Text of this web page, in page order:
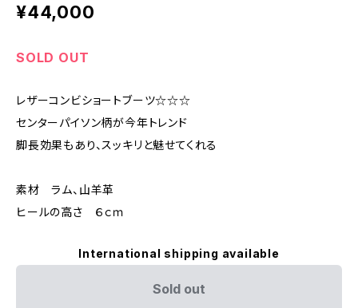
¥44,000
SOLD OUT
レザーコンビショートブーツ☆☆☆
センターパイソン柄が今年トレンド
脚長効果もあり、スッキリと魅せてくれる
素材 ラム、山羊革
ヒールの高さ ６ｃｍ
International shipping available
Sold out